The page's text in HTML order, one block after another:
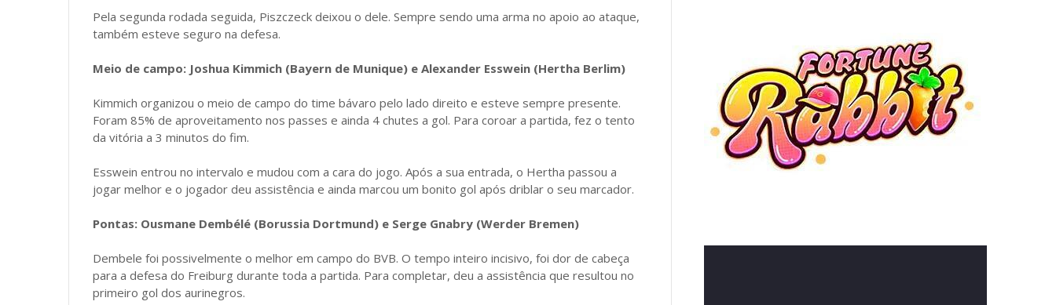
Pela segunda rodada seguida, Piszczeck deixou o dele. Sempre sendo uma arma no apoio ao ataque,
também esteve seguro na defesa.
Meio de campo: Joshua Kimmich (Bayern de Munique) e Alexander Esswein (Hertha Berlim)
Kimmich organizou o meio de campo do time bávaro pelo lado direito e esteve sempre presente.
Foram 85% de aproveitamento nos passes e ainda 4 chutes a gol. Para coroar a partida, fez o tento
da vitória a 3 minutos do fim.
Esswein entrou no intervalo e mudou com a cara do jogo. Após a sua entrada, o Hertha passou a
jogar melhor e o jogador deu assistência e ainda marcou um bonito gol após driblar o seu marcador.
Pontas: Ousmane Dembélé (Borussia Dortmund) e Serge Gnabry (Werder Bremen)
Dembele foi possivelmente o melhor em campo do BVB. O tempo inteiro incisivo, foi dor de cabeça
para a defesa do Freiburg durante toda a partida. Para completar, deu a assistência que resultou no
primeiro gol dos aurinegros.